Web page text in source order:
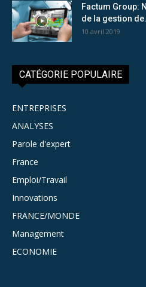
Factum Group:
de la gestion
10 avril 2019
CATÉGORIE POPULAIRE
ENTREPRISES
ANALYSES
Parole d'expert
France
Emploi/Travail
Innovations
FRANCE/MONDE
Management
ECONOMIE